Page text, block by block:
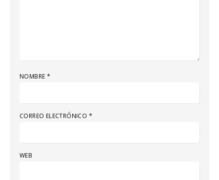
NOMBRE *
CORREO ELECTRÓNICO *
WEB